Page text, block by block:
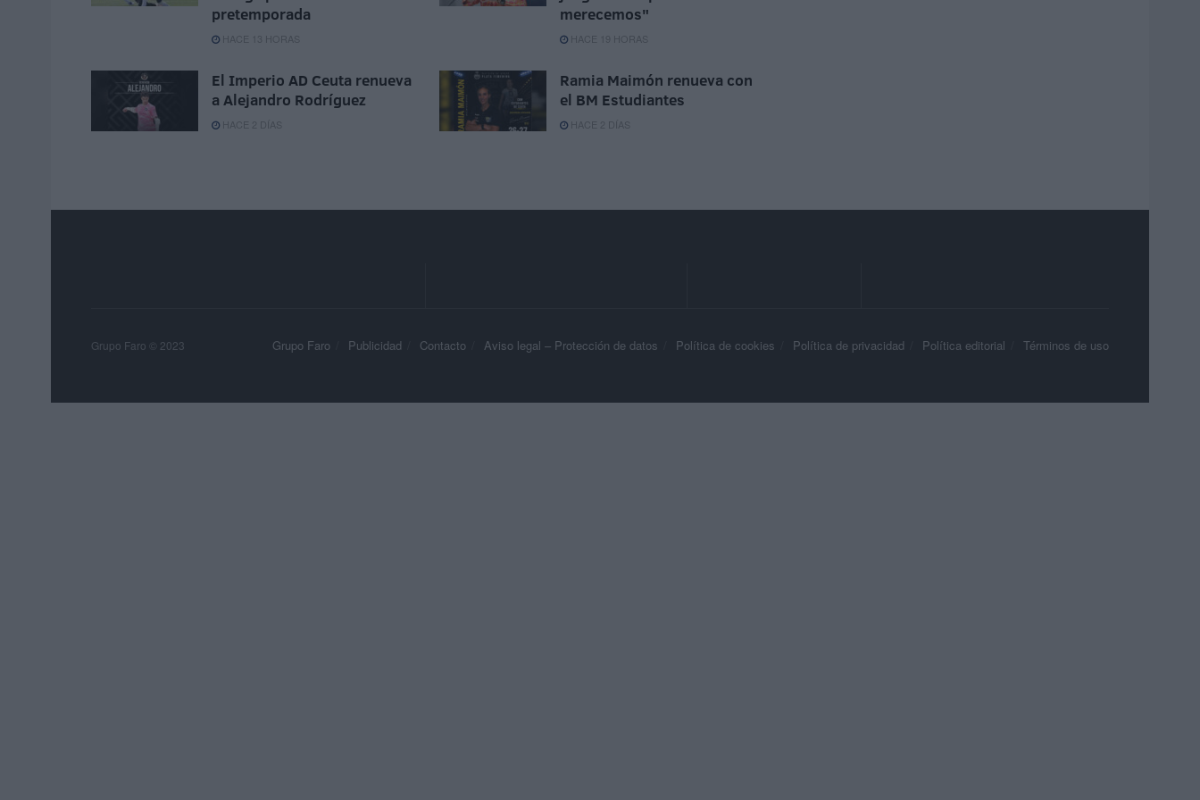
pretemporada
HACE 13 HORAS
merecemos"
HACE 19 HORAS
El Imperio AD Ceuta renueva
a Alejandro Rodríguez
HACE 2 DÍAS
Ramia Maimón renueva con
el BM Estudiantes
HACE 2 DÍAS
Grupo Faro Publicidad Contacto Aviso legal – Protección de datos Política de cookies Política de privacidad Política editorial Términos de uso
Grupo Faro © 2023